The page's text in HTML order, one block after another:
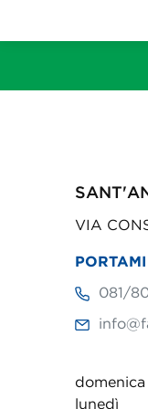
VIA
081/
domenica
lunedì